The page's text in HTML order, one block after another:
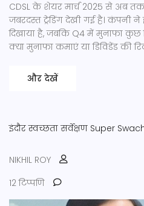
CDSL के शेयर मार्च 2025 से अब
जबरदस्त ट्रेडिंग देखी गई है। कंपनी ने
दिखाया है, जबकि Q4 में मुनाफा
क्या मुनाफा कमाएं या डिविडेंड की
और देखें
इंदौर स्वच्छता सर्वेक्षण Super
NIKHIL ROY
12 टिप्पणि